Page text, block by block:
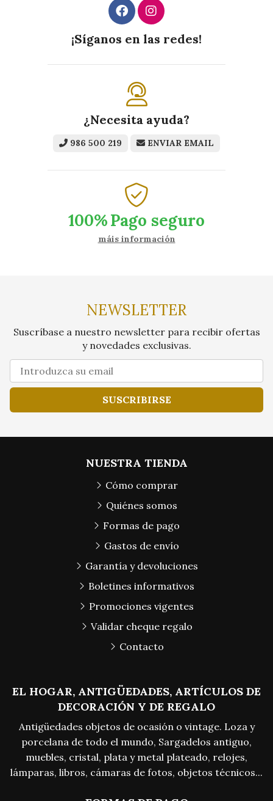
¡Síganos en las redes!
¿Necesita ayuda?
986 500 219 ENVIAR EMAIL
100%Pago seguro
máis información
NEWSLETTER
Suscríbase a nuestro newsletter para recibir ofertas
y novedades exclusivas.
SUSCRIBIRSE
EL HOGAR, ANTIGÜEDADES, ARTÍCULOS DE
DECORACIÓN Y DE REGALO
Antigüedades objetos de ocasión o vintage. Loza y
porcelana de todo el mundo, Sargadelos antiguo,
muebles, cristal, plata y metal plateado, relojes,
lámparas, libros, cámaras de fotos, objetos técnicos...
NUESTRA TIENDA
Cómo comprar
Quiénes somos
Formas de pago
Gastos de envío
Garantía y devoluciones
Boletines informativos
Promociones vigentes
Validar cheque regalo
Contacto